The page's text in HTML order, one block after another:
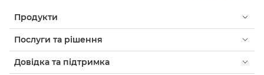
Продукти
Послуги та рішення
Довідка та підтримка